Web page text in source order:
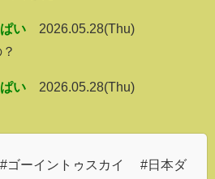
い
2026.05.28(Thu)
い
2026.05.28(Thu)
ゴーイントゥスカイ #日本ダ